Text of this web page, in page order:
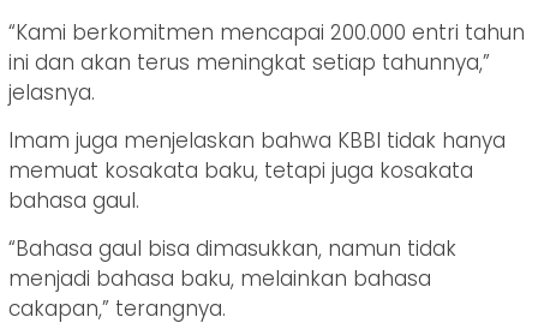
“Kami berkomitmen mencapai 200.000 entri tahun
ini dan akan terus meningkat setiap tahunnya,”
jelasnya.
Imam juga menjelaskan bahwa KBBI tidak hanya
memuat kosakata baku, tetapi juga kosakata
bahasa gaul.
“Bahasa gaul bisa dimasukkan, namun tidak
menjadi bahasa baku, melainkan bahasa
cakapan,” terangnya.